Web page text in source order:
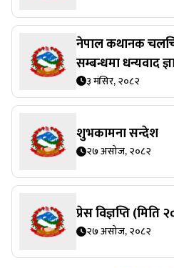
नेपाल कथानक
सम्बन्धमा धन्यवाद
३ मंसिर, २०८२
शुभकामना सन्देश
२७ असोज, २०८२
प्रेस विज्ञप्ति
२७ असोज, २०८२